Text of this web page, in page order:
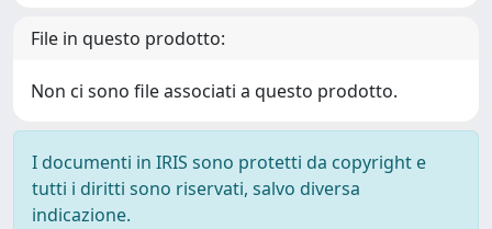
File in questo prodotto:
Non ci sono file associati a questo prodotto.
I documenti in IRIS sono protetti da copyright e
tutti i diritti sono riservati, salvo diversa
indicazione.